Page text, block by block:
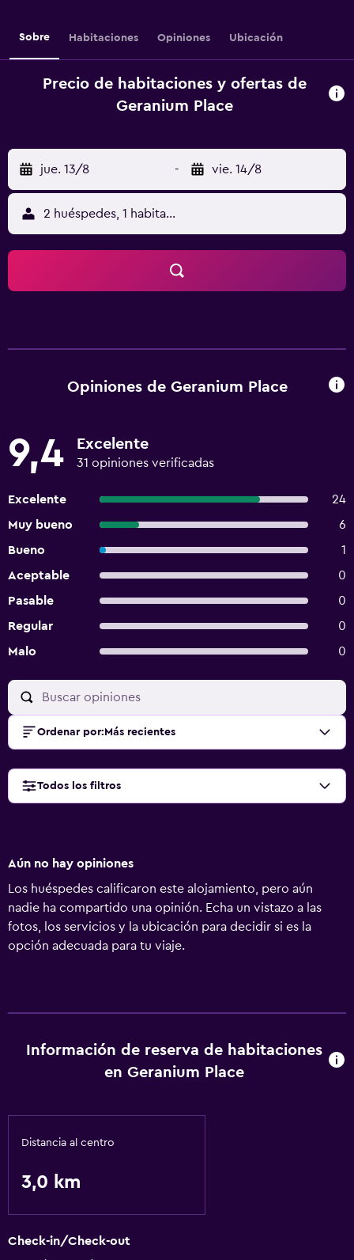
Sobre Habitaciones Opiniones Ubicación
Precio de habitaciones y ofertas de
Geranium Place
jue. 13/8 - vie. 14/8
2 huéspedes, 1 habitación
Opiniones de Geranium Place
9,4 Excelente
31 opiniones verificadas
Excelente
24
Muy bueno
6
Bueno
1
Aceptable
0
Pasable
0
Regular
0
Malo
0
Ordenar por: Más recientes
Todos los filtros
Aún no hay opiniones
Los huéspedes calificaron este alojamiento, pero aún
nadie ha compartido una opinión. Echa un vistazo a las
fotos, los servicios y la ubicación para decidir si es la
opción adecuada para tu viaje.
Información de reserva de habitaciones
en Geranium Place
Distancia al centro
3,0 km
Check-in/Check-out